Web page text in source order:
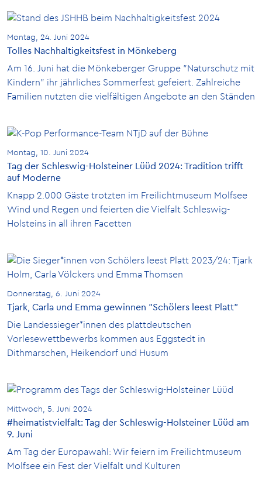
Montag, 24. Juni 2024
Tolles Nachhaltigkeitsfest in Mönkeberg
Am 16. Juni hat die Mönkeberger Gruppe "Naturschutz mit
Kindern" ihr jährliches Sommerfest gefeiert. Zahlreiche
Familien nutzten die vielfältigen Angebote an den Ständen
Montag, 10. Juni 2024
Tag der Schleswig-Holsteiner Lüüd 2024: Tradition trifft
auf Moderne
Knapp 2.000 Gäste trotzten im Freilichtmuseum Molfsee
Wind und Regen und feierten die Vielfalt Schleswig-
Holsteins in all ihren Facetten
Donnerstag, 6. Juni 2024
Tjark, Carla und Emma gewinnen "Schölers leest Platt"
Die Landessieger*innen des plattdeutschen
Vorlesewettbewerbs kommen aus Eggstedt in
Dithmarschen, Heikendorf und Husum
Mittwoch, 5. Juni 2024
#heimatistvielfalt: Tag der Schleswig-Holsteiner Lüüd am
9. Juni
Am Tag der Europawahl: Wir feiern im Freilichtmuseum
Molfsee ein Fest der Vielfalt und Kulturen